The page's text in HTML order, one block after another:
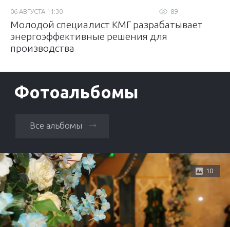
89
06 АВГУСТА 11:30
Молодой специалист КМГ разрабатывает
энергоэффективные решения для
производства
Фотоальбомы
Все альбомы
10